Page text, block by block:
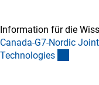
Information für die
Canada-G7-Nordic
Technologies